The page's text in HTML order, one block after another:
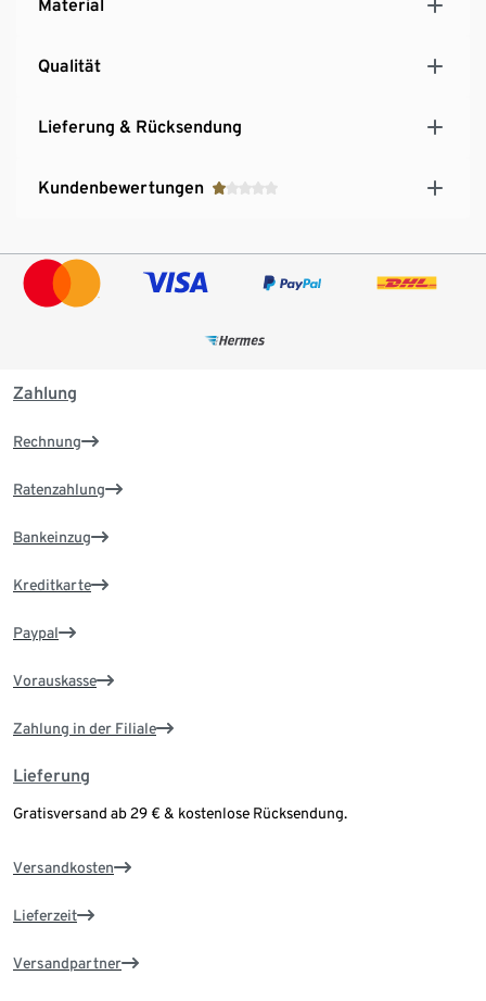
Material
Qualität
Lieferung & Rücksendung
Kundenbewertungen
Zahlung
Rechnung
Ratenzahlung
Bankeinzug
Kreditkarte
Paypal
Vorauskasse
Zahlung in der Filiale
Lieferung
Gratisversand ab 29 € & kostenlose Rücksendung.
Versandkosten
Lieferzeit
Versandpartner